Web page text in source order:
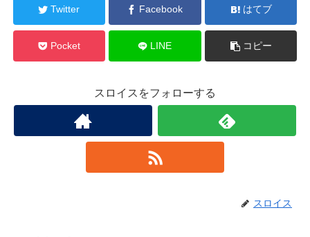
Twitter Facebook はてブ
Pocket LINE コピー
スロイスをフォローする
スロイス